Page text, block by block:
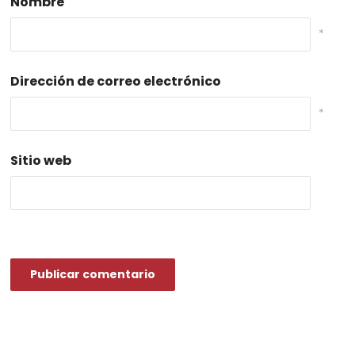
*
Dirección de correo electrónico
*
Sitio web